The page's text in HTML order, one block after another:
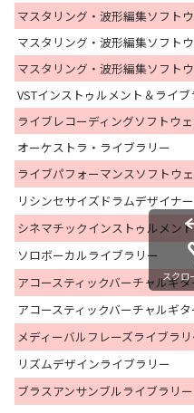
マスタリング・波形編集ソフト
マスタリング・波形編集ソフト
マスタリング・波形編集ソフト
VSTインストゥルメント＆ライブ
ライブレコーディングソフトウ
オーケストラ・ライブラリー
ライブパフォーマンスソフトウ
リシンセサイズドラムデザイナー
シネマチックインストゥルメント
ソロボーカルライブラリー
アコースティックバーチャルギタ
アコースティックバーチャルギタ
メディーバルフレーズライブラ
リズムデザインライブラリー
ブラスアンサンブルライブラリー
スクロ